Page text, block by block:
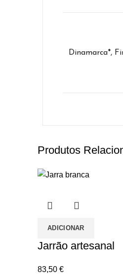
Dinamarca*,
Produtos
ADICIONAR
Jarrão artesanal
83,50 €